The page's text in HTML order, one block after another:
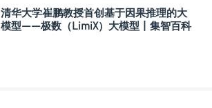
清华大学崔鹏教授首创基于因果推理的大
模型——极数（LimiX）大模型丨集智百科